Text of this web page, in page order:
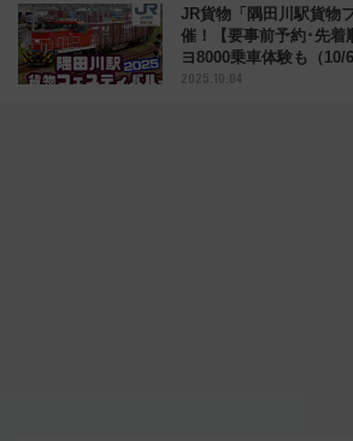
JR貨物「隅田川駅貨物
催！【要事前予約･先着
ヨ8000乗車体験も（10/
2025.10.04